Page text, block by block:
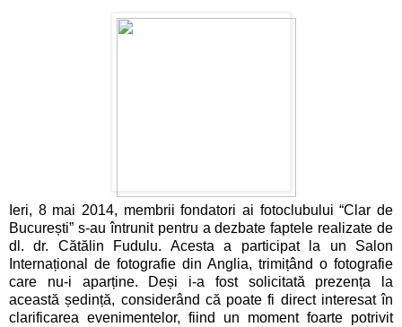
Ieri, 8 mai 2014, membrii fondatori ai fotoclubului “Clar de
București” s-au întrunit pentru a dezbate faptele realizate de
dl. dr. Cătălin Fudulu. Acesta a participat la un Salon
Internațional de fotografie din Anglia, trimițând o fotografie
care nu-i aparține. Deși i-a fost solicitată prezența la
această ședință, considerând că poate fi direct interesat în
clarificarea evenimentelor, fiind un moment foarte potrivit